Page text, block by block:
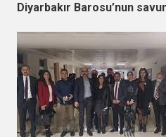
Diyarbakır Barosu’nun